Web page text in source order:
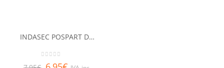
INDASEC POSPART Discos de lactancia 30 U